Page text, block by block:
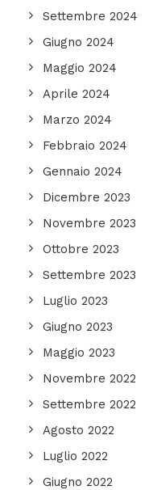
Settembre 2024
Giugno 2024
Maggio 2024
Aprile 2024
Marzo 2024
Febbraio 2024
Gennaio 2024
Dicembre 2023
Novembre 2023
Ottobre 2023
Settembre 2023
Luglio 2023
Giugno 2023
Maggio 2023
Novembre 2022
Settembre 2022
Agosto 2022
Luglio 2022
Giugno 2022